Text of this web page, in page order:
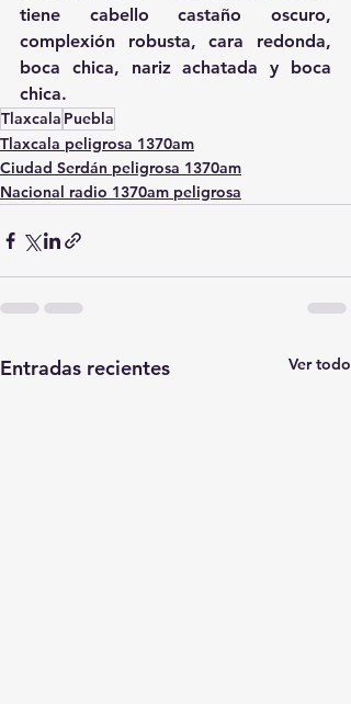
tiene cabello castaño oscuro,
complexión robusta, cara redonda,
boca chica, nariz achatada y boca
chica.
Tlaxcala Puebla
Tlaxcala peligrosa 1370am
Ciudad Serdán peligrosa 1370am
Nacional radio 1370am peligrosa
Entradas recientes Ver todo